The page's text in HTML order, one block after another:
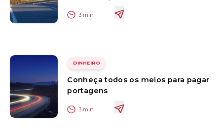
3 min
DINHEIRO
Conheça todos os meios para pagar
portagens
3 min